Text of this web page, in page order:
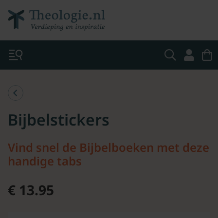
Bijbelstickers
Vind snel de Bijbelboeken met deze
handige tabs
€ 13.95